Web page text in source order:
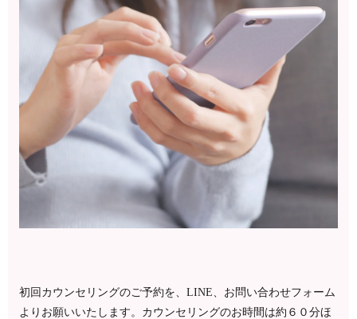
初回カウンセリングのご予約を、LINE、お問い合わせフォーム
よりお願いいたします。カウンセリングのお時間は約６０分ほ